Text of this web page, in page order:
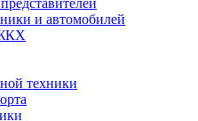
и автомобилей
техники